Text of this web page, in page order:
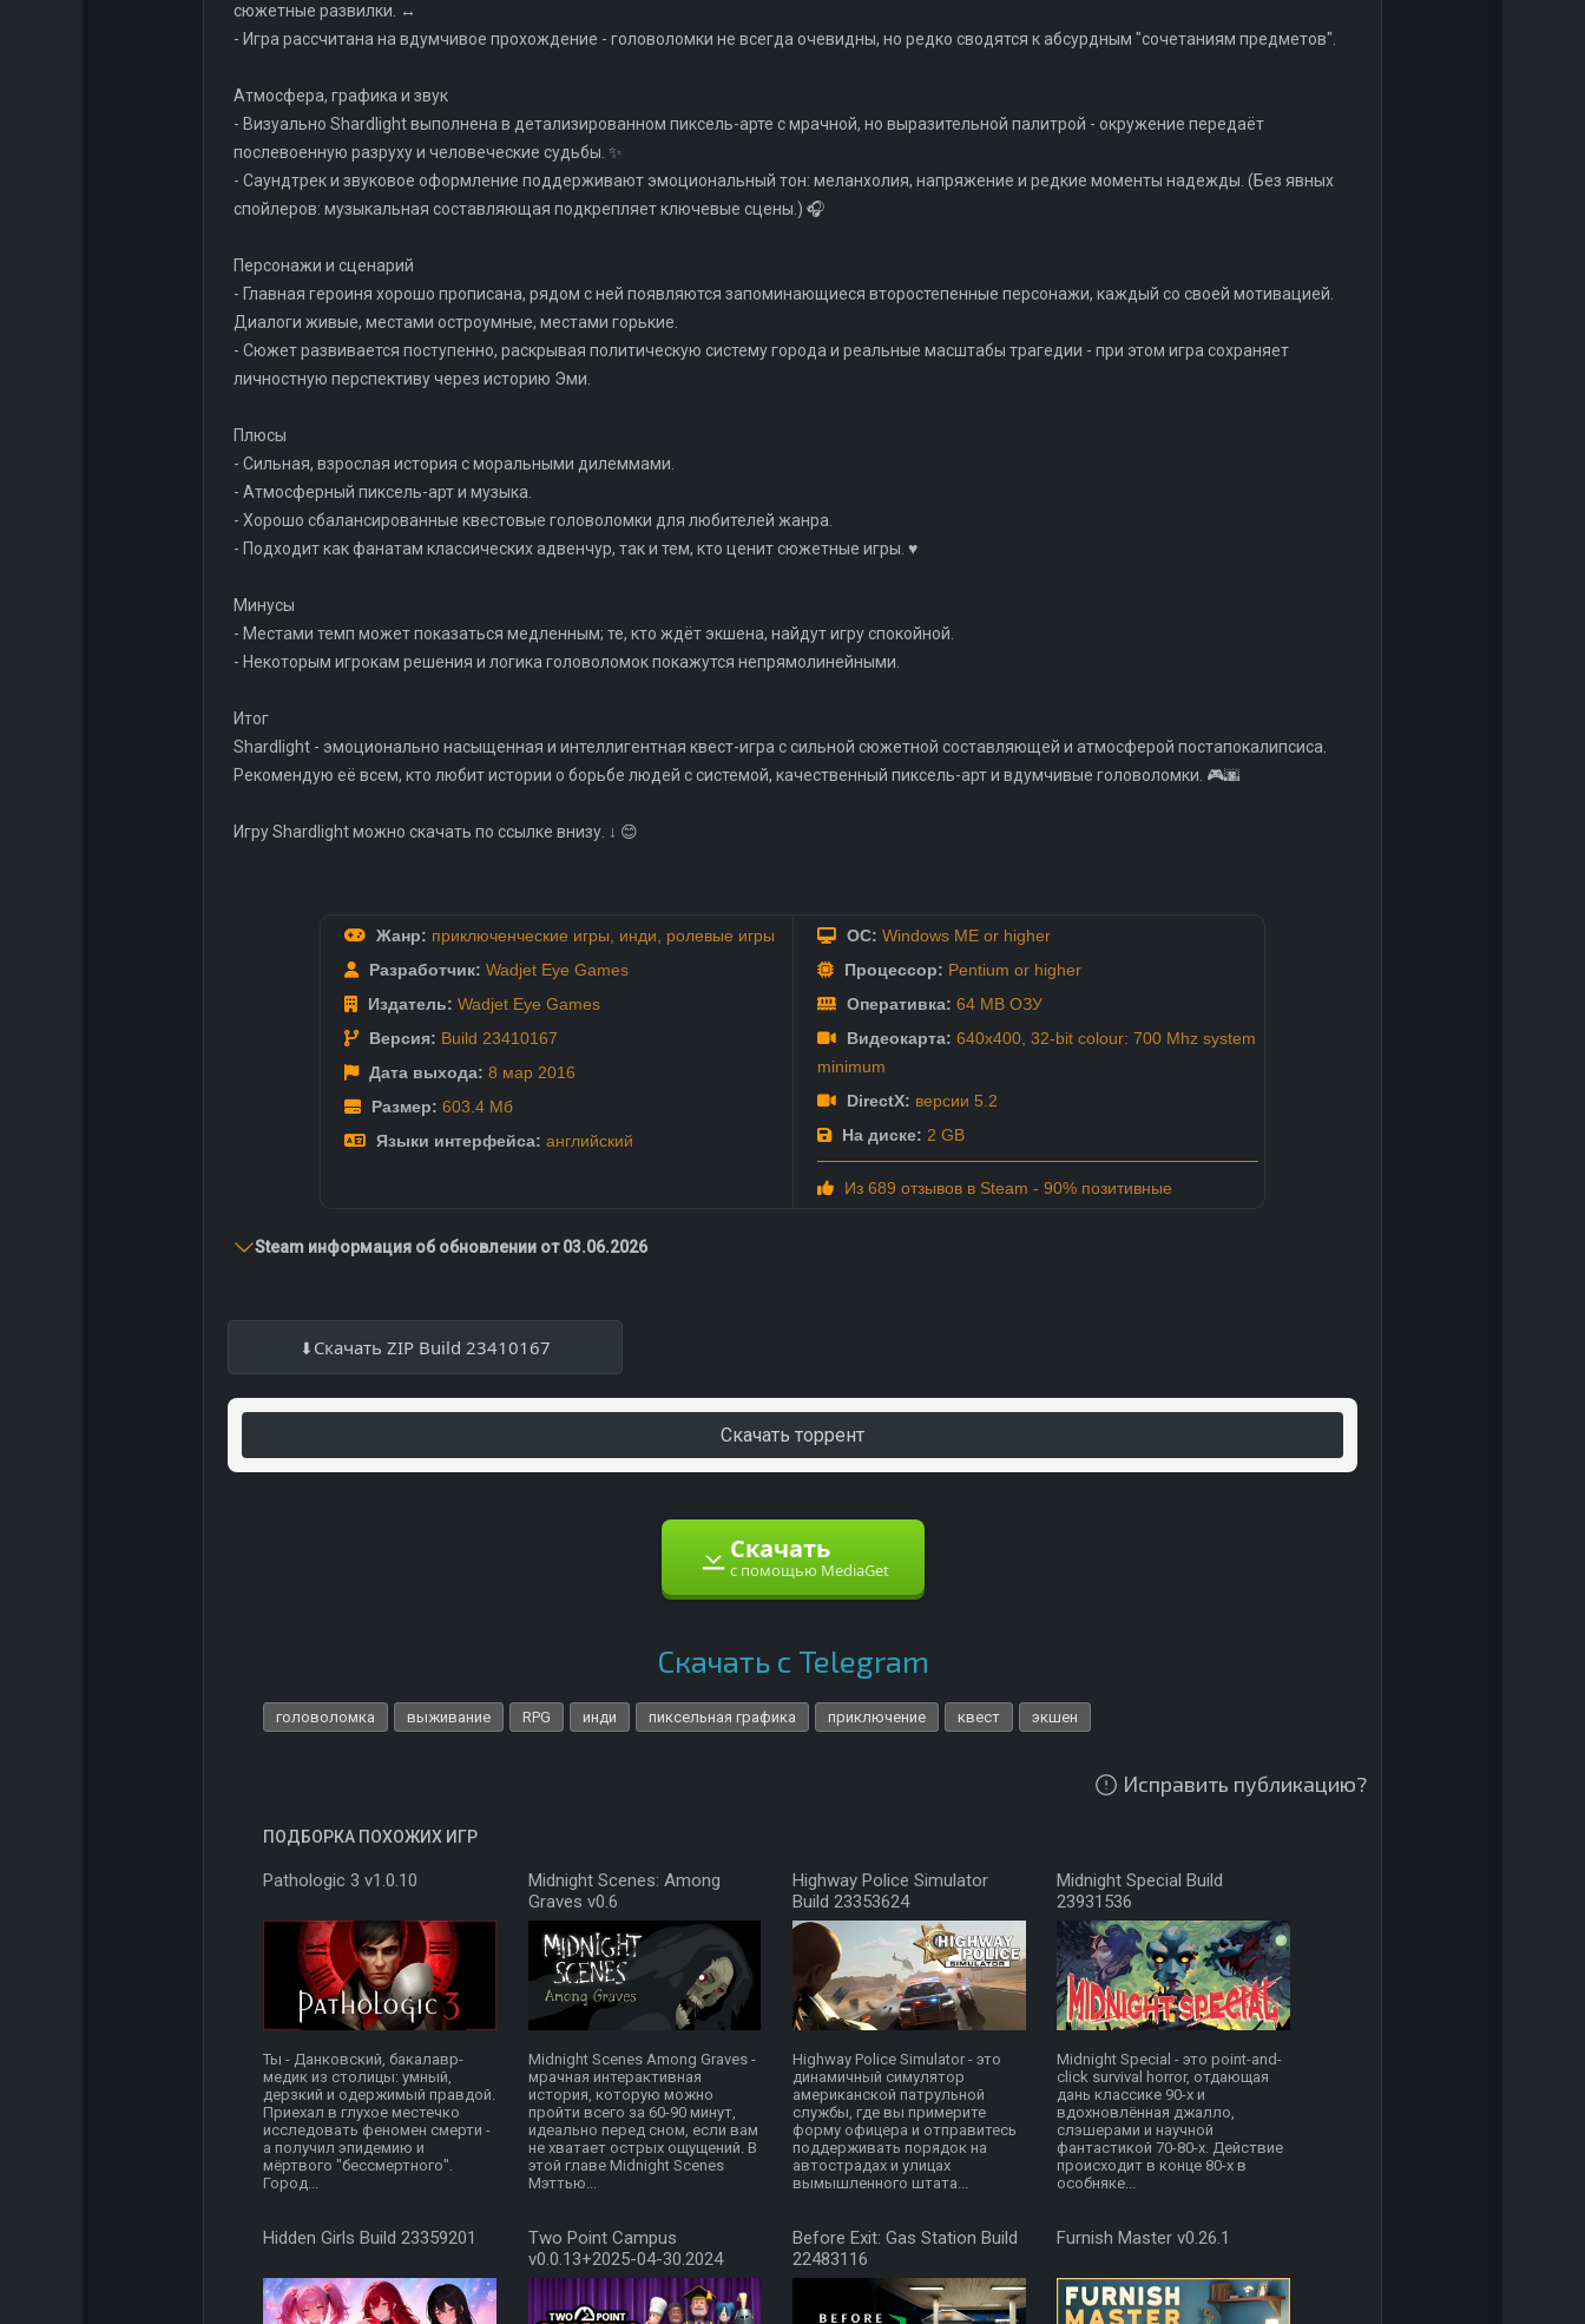
сюжетные развилки. ↔️
- Игра рассчитана на вдумчивое прохождение - головоломки не всегда очевидны, но редко сводятся к абсурдным "сочетаниям предметов".
Атмосфера, графика и звук
- Визуально Shardlight выполнена в детализированном пиксель-арте с мрачной, но выразительной палитрой - окружение передаёт
послевоенную разруху и человеческие судьбы. ✨
- Саундтрек и звуковое оформление поддерживают эмоциональный тон: меланхолия, напряжение и редкие моменты надежды. (Без явных
спойлеров: музыкальная составляющая подкрепляет ключевые сцены.) 🎧
Персонажи и сценарий
- Главная героиня хорошо прописана, рядом с ней появляются запоминающиеся второстепенные персонажи, каждый со своей мотивацией.
Диалоги живые, местами остроумные, местами горькие.
- Сюжет развивается поступенно, раскрывая политическую систему города и реальные масштабы трагедии - при этом игра сохраняет
личностную перспективу через историю Эми.
Плюсы
- Сильная, взрослая история с моральными дилеммами.
- Атмосферный пиксель-арт и музыка.
- Хорошо сбалансированные квестовые головоломки для любителей жанра.
- Подходит как фанатам классических адвенчур, так и тем, кто ценит сюжетные игры. ♥
Минусы
- Местами темп может показаться медленным; те, кто ждёт экшена, найдут игру спокойной.
- Некоторым игрокам решения и логика головоломок покажутся непрямолинейными.
Итог
Shardlight - эмоционально насыщенная и интеллигентная квест-игра с сильной сюжетной составляющей и атмосферой постапокалипсиса.
Рекомендую её всем, кто любит истории о борьбе людей с системой, качественный пиксель-арт и вдумчивые головоломки. 🎮🌆
Игру Shardlight можно скачать по ссылке внизу. ↓ 😊
Жанр: приключенческие игры, инди, ролевые игры
Разработчик: Wadjet Eye Games
Издатель: Wadjet Eye Games
Версия: Build 23410167
Дата выхода: 8 мар 2016
Размер: 603.4 Мб
Языки интерфейса: английский
ОС: Windows ME or higher
Процессор: Pentium or higher
Оперативка: 64 MB ОЗУ
Видеокарта: 640x400, 32-bit colour: 700 Mhz system
minimum
DirectX: версии 5.2
На диске: 2 GB
Из 689 отзывов в Steam - 90% позитивные
Steam информация об обновлении от 03.06.2026
Скачать ZIP Build 23410167
Скачать торрент
Скачать
с помощью MediaGet
Скачать с Telegram
головоломка выживание RPG инди пиксельная графика приключение квест экшен
Исправить публикацию?
ПОДБОРКА ПОХОЖИХ ИГР
Pathologic 3 v1.0.10
Ты - Данковский, бакалавр-
медик из столицы: умный,
дерзкий и одержимый правдой.
Приехал в глухое местечко
исследовать феномен смерти -
а получил эпидемию и
мёртвого "бессмертного".
Город...
Midnight Scenes: Among
Graves v0.6
Midnight Scenes Among Graves -
мрачная интерактивная
история, которую можно
пройти всего за 60-90 минут,
идеально перед сном, если вам
не хватает острых ощущений. В
этой главе Midnight Scenes
Мэттью...
Highway Police Simulator
Build 23353624
Highway Police Simulator - это
динамичный симулятор
американской патрульной
службы, где вы примерите
форму офицера и отправитесь
поддерживать порядок на
автострадах и улицах
вымышленного штата...
Midnight Special Build
23931536
Midnight Special - это point-and-
click survival horror, отдающая
дань классике 90-х и
вдохновлённая джалло,
слэшерами и научной
фантастикой 70-80-х. Действие
происходит в конце 80-х в
особняке...
Hidden Girls Build 23359201
Two Point Campus
v0.0.13+2025-04-30.2024
Before Exit: Gas Station Build
22483116
Furnish Master v0.26.1